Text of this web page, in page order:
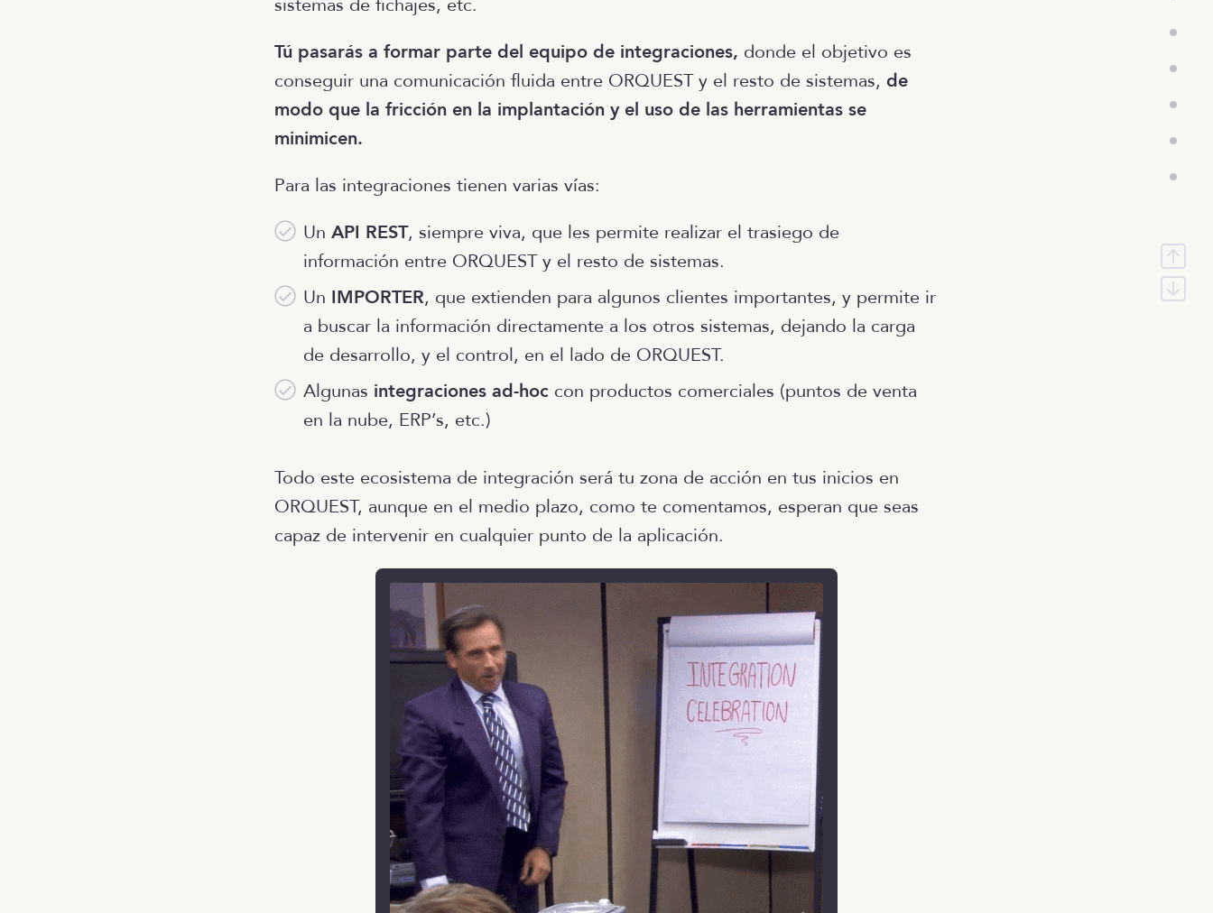
sistemas de fichajes, etc.
Tú pasarás a formar parte del equipo de integraciones, donde el objetivo es
conseguir una comunicación fluida entre ORQUEST y el resto de sistemas, de
modo que la fricción en la implantación y el uso de las herramientas se
minimicen.
Para las integraciones tienen varias vías:
Un API REST, siempre viva, que les permite realizar el trasiego de
información entre ORQUEST y el resto de sistemas.
Un IMPORTER, que extienden para algunos clientes importantes, y permite ir
a buscar la información directamente a los otros sistemas, dejando la carga
de desarrollo, y el control, en el lado de ORQUEST.
Algunas integraciones ad-hoc con productos comerciales (puntos de venta
en la nube, ERP’s, etc.)
Todo este ecosistema de integración será tu zona de acción en tus inicios en
ORQUEST, aunque en el medio plazo, como te comentamos, esperan que seas
capaz de intervenir en cualquier punto de la aplicación.